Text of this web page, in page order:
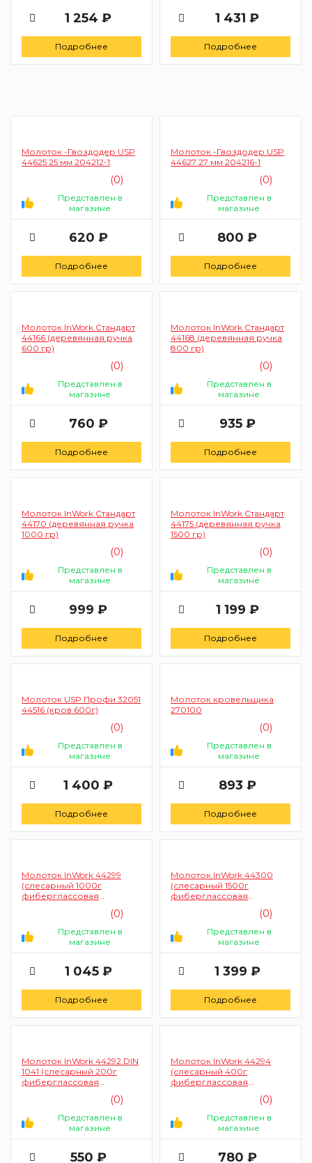
1 254 ₽
Подробнее
1 431 ₽
Подробнее
Молоток -Гвоздодер USP
44625 25 мм 204212-1
(0)
Представлен в
магазине
620 ₽
Подробнее
Молоток -Гвоздодер USP
44627 27 мм 204216-1
(0)
Представлен в
магазине
800 ₽
Подробнее
Молоток InWork Стандарт
44166 (деревянная ручка
600 гр)
(0)
Представлен в
магазине
760 ₽
Подробнее
Молоток InWork Стандарт
44168 (деревянная ручка
800 гр)
(0)
Представлен в
магазине
935 ₽
Подробнее
Молоток InWork Стандарт
44170 (деревянная ручка
1000 гр)
(0)
Представлен в
магазине
999 ₽
Подробнее
Молоток InWork Стандарт
44175 (деревянная ручка
1500 гр)
(0)
Представлен в
магазине
1 199 ₽
Подробнее
Молоток USP Профи 32051
44516 (кров 600г)
(0)
Представлен в
магазине
1 400 ₽
Подробнее
Молоток кровельщика
270100
(0)
Представлен в
магазине
893 ₽
Подробнее
Молоток InWork 44299
(слесарный 1000г
фиберглассовая
(0)
Представлен в
магазине
1 045 ₽
Подробнее
Молоток InWork 44300
(слесарный 1500г
фиберглассовая
(0)
Представлен в
магазине
1 399 ₽
Подробнее
Молоток InWork 44292 DIN
1041 (слесарный 200г
фиберглассовая
(0)
Представлен в
магазине
550 ₽
Молоток InWork 44294
(слесарный 400г
фиберглассовая
(0)
Представлен в
магазине
780 ₽